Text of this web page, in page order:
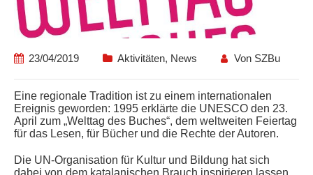
23/04/2019 Aktivitäten, News Von SZBu
Eine regionale Tradition ist zu einem internationalen
Ereignis geworden: 1995 erklärte die UNESCO den 23.
April zum „Welttag des Buches“, dem weltweiten Feiertag
für das Lesen, für Bücher und die Rechte der Autoren.
Die UN-Organisation für Kultur und Bildung hat sich